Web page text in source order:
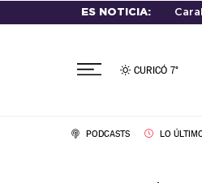
ES NOTICIA:
CURICÓ 7°
PODCASTS LO